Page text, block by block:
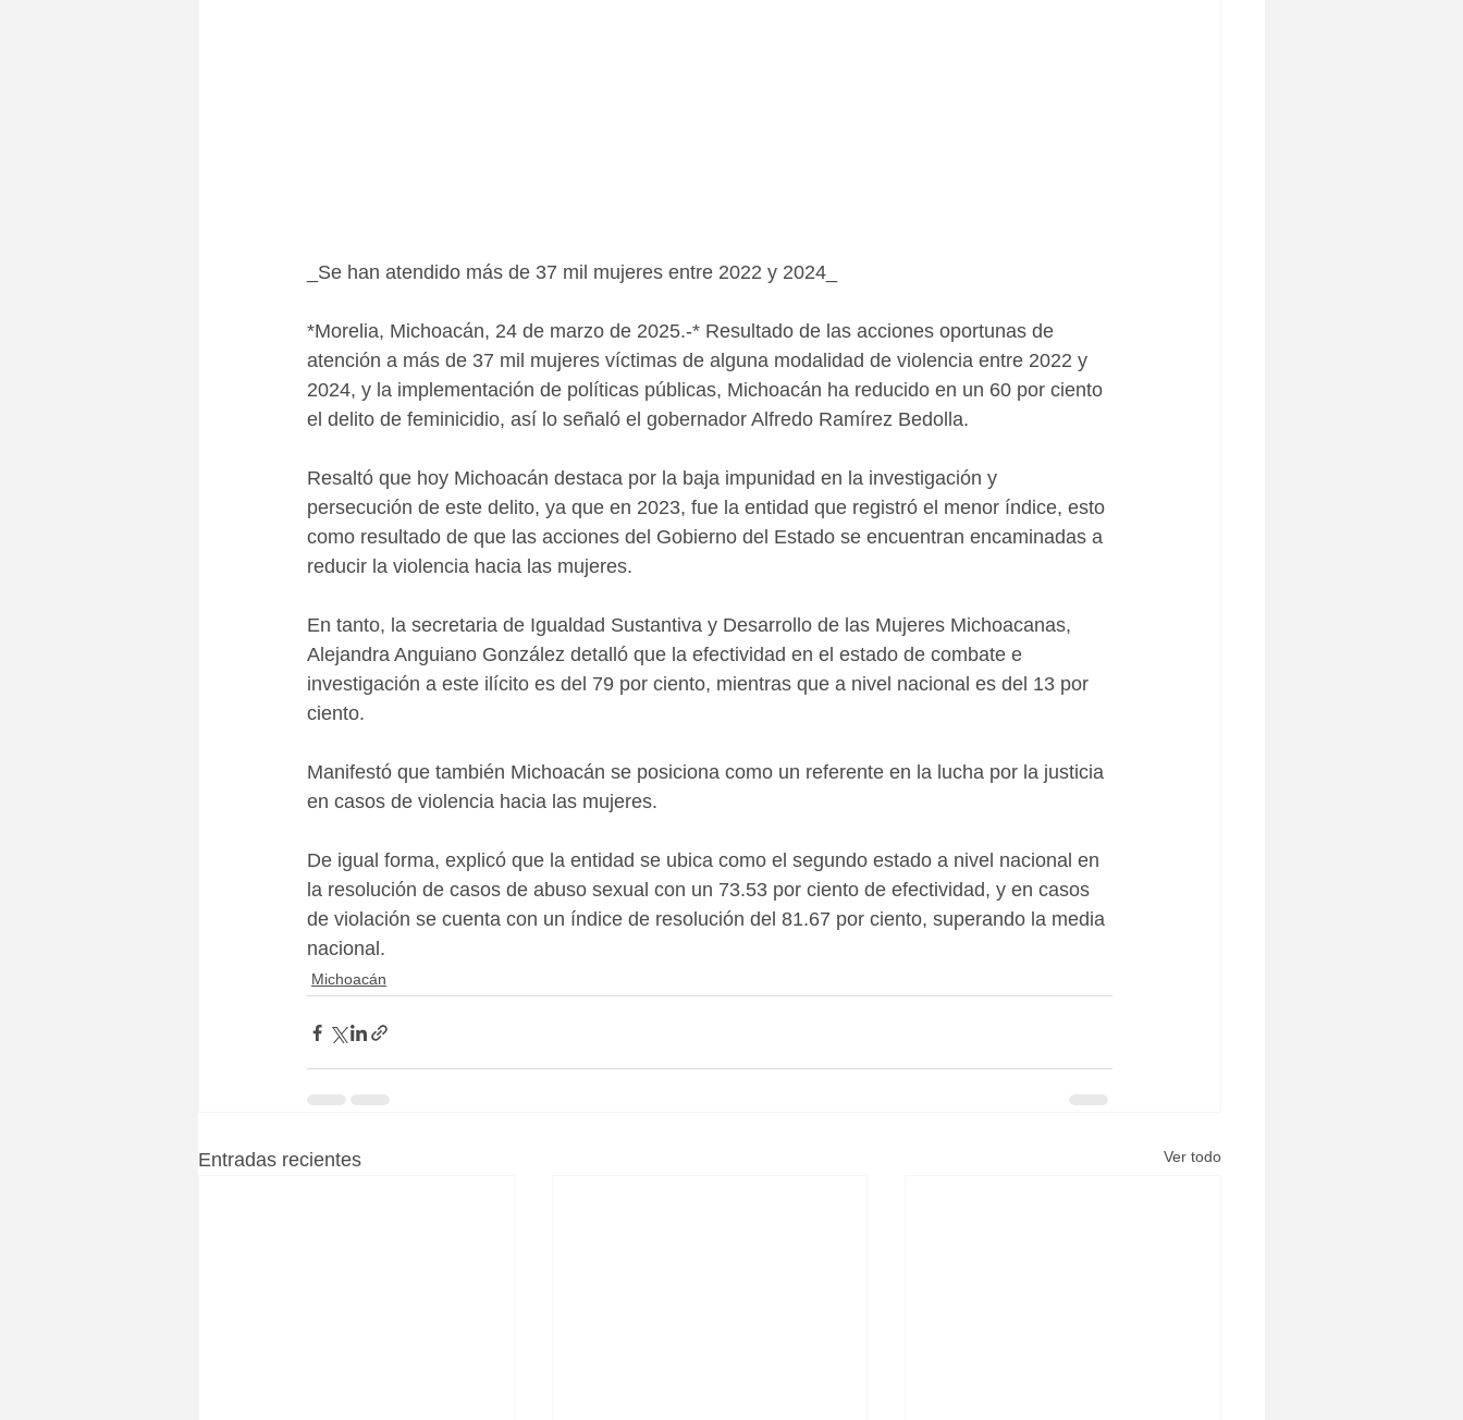
_Se han atendido más de 37 mil mujeres entre 2022 y 2024_
*Morelia, Michoacán, 24 de marzo de 2025.-* Resultado de las acciones oportunas de
atención a más de 37 mil mujeres víctimas de alguna modalidad de violencia entre 2022 y
2024, y la implementación de políticas públicas, Michoacán ha reducido en un 60 por ciento
el delito de feminicidio, así lo señaló el gobernador Alfredo Ramírez Bedolla.
Resaltó que hoy Michoacán destaca por la baja impunidad en la investigación y
persecución de este delito, ya que en 2023, fue la entidad que registró el menor índice, esto
como resultado de que las acciones del Gobierno del Estado se encuentran encaminadas a
reducir la violencia hacia las mujeres.
En tanto, la secretaria de Igualdad Sustantiva y Desarrollo de las Mujeres Michoacanas,
Alejandra Anguiano González detalló que la efectividad en el estado de combate e
investigación a este ilícito es del 79 por ciento, mientras que a nivel nacional es del 13 por
ciento.
Manifestó que también Michoacán se posiciona como un referente en la lucha por la justicia
en casos de violencia hacia las mujeres.
De igual forma, explicó que la entidad se ubica como el segundo estado a nivel nacional en
la resolución de casos de abuso sexual con un 73.53 por ciento de efectividad, y en casos
de violación se cuenta con un índice de resolución del 81.67 por ciento, superando la media
nacional.
Michoacán
Entradas recientes Ver todo